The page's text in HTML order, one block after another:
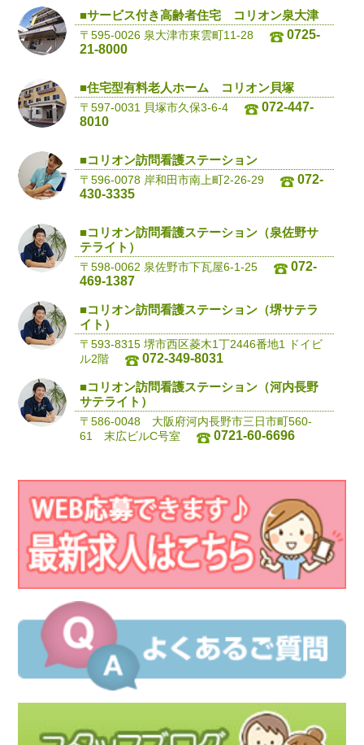
■サービス付き高齢者住宅 コリオン泉大津
〒595-0026 泉大津市東雲町11-28
0725-
21-8000
■住宅型有料老人ホーム コリオン貝塚
〒597-0031 貝塚市久保3-6-4
072-447-
8010
■コリオン訪問看護ステーション
〒596-0078 岸和田市南上町2-26-29
072-
430-3335
■コリオン訪問看護ステーション（泉佐野サ
テライト）
〒598-0062 泉佐野市下瓦屋6-1-25
072-
469-1387
■コリオン訪問看護ステーション（堺サテラ
イト）
〒593-8315 堺市西区菱木1丁2446番地1 ドイビ
ル2階
072-349-8031
■コリオン訪問看護ステーション（河内長野
サテライト）
〒586-0048 大阪府河内長野市三日市町560-
61 末広ビルC号室
0721-60-6696